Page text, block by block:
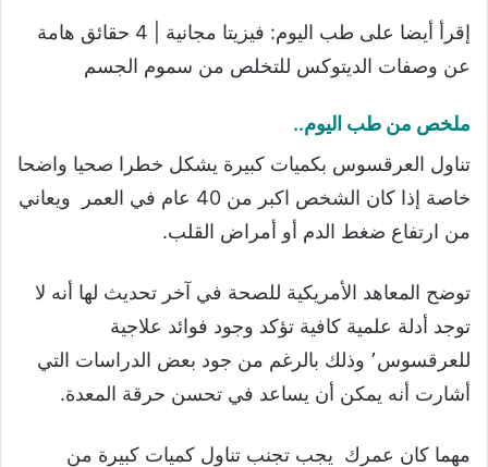
إقرأ أيضا على طب اليوم: فيزيتا مجانية | 4 حقائق هامة
عن وصفات الديتوكس للتخلص من سموم الجسم
ملخص من طب اليوم..
تناول العرقسوس بكميات كبيرة يشكل خطرا صحيا واضحا
خاصة إذا كان الشخص اكبر من 40 عام في العمر ويعاني
من ارتفاع ضغط الدم أو أمراض القلب.
توضح المعاهد الأمريكية للصحة في آخر تحديث لها أنه لا
توجد أدلة علمية كافية تؤكد وجود فوائد علاجية
للعرقسوس٬ وذلك بالرغم من جود بعض الدراسات التي
أشارت أنه يمكن أن يساعد في تحسن حرقة المعدة.
مهما كان عمرك يجب تجنب تناول كميات كبيرة من